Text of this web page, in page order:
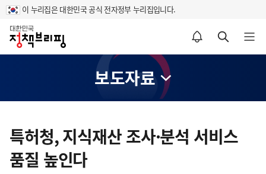
이 누리집은 대한민국 공식 전자정부 누리집입니다.
홈
알림설정 바로가기 검색 바로가기 메뉴 열기
보도자료
텐
츠
영
특허청, 지식재산 조사·분석 서비스
품질 높인다